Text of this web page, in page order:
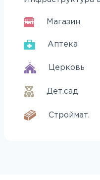
Магазин
Аптека
Церковь
Дет.сад
Строймат.